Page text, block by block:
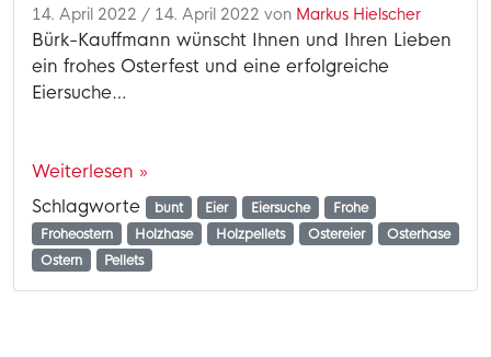
14. April 2022 / 14. April 2022 von Markus Hielscher
Bürk-Kauffmann wünscht Ihnen und Ihren Lieben
ein frohes Osterfest und eine erfolgreiche
Eiersuche…
Weiterlesen »
Schlagworte
bunt Eier Eiersuche
Frohe
Froheostern
Holzhase Holzpellets Ostereier
Osterhase
Ostern
Pellets